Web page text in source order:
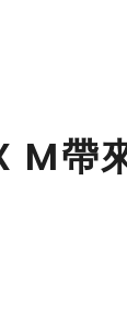
帶